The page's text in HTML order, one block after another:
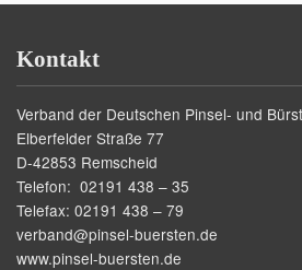
Kontakt
Verband der Deutschen Pinsel- und
Elberfelder Straße 77
D-42853 Remscheid
Telefon: 02191 438 – 35
Telefax: 02191 438 – 79
verband@pinsel-buersten.de
www.pinsel-buersten.de